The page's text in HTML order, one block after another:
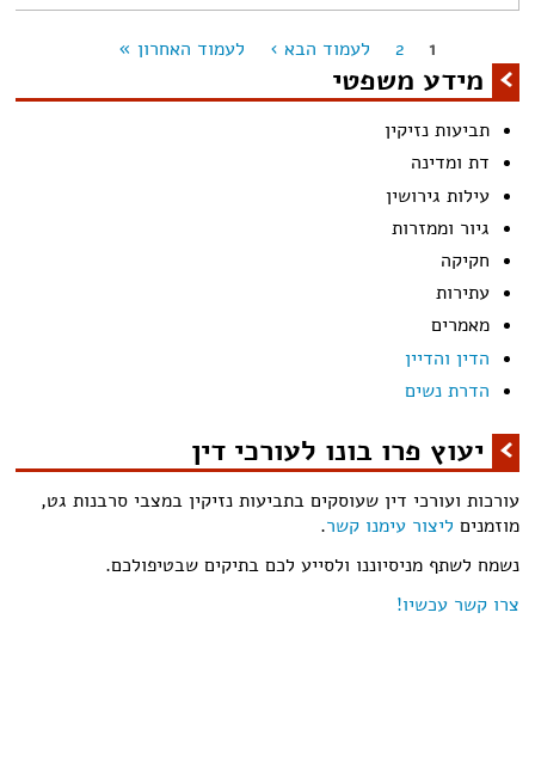
1
2 לעמוד הבא › לעמוד האחרון »
מידע משפטי
תביעות נזיקין
דת ומדינה
עילות גירושין
גיור וממזרות
חקיקה
עתירות
מאמרים
הדין והדיין
הדרת נשים
יעוץ פרו בונו לעורכי דין
עורכות ועורכי דין שעוסקים בתביעות נזיקין במצבי סרבנות גט,
מוזמנים ליצור עימנו קשר.
נשמח לשתף מניסיוננו ולסייע לכם בתיקים שבטיפולכם.
צרו קשר עכשיו!